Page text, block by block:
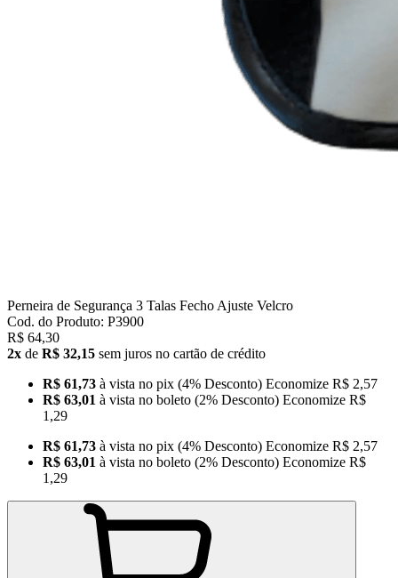
Perneira de Segurança 3 Talas Fecho Ajuste Velcro
Cod. do Produto: P3900
R$ 64,30
2x de R$ 32,15 sem juros no cartão de crédito
R$ 61,73 à vista no pix (4% Desconto) Economize R$ 2,57
R$ 63,01 à vista no boleto (2% Desconto) Economize R$
1,29
R$ 61,73 à vista no pix (4% Desconto) Economize R$ 2,57
R$ 63,01 à vista no boleto (2% Desconto) Economize R$
1,29